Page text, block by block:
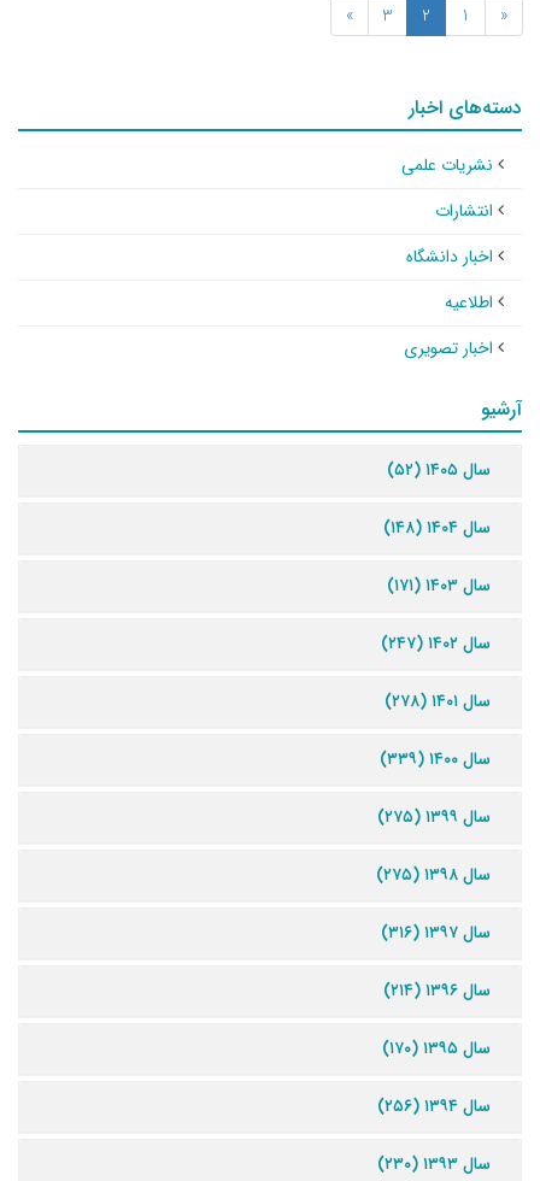
«
1
2
3
»
دسته‌های اخبار
نشریات علمی
انتشارات
اخبار دانشگاه
اطلاعیه
اخبار تصویری
آرشیو
سال ۱۴۰۵ (۵۲)
سال ۱۴۰۴ (۱۴۸)
سال ۱۴۰۳ (۱۷۱)
سال ۱۴۰۲ (۲۴۷)
سال ۱۴۰۱ (۲۷۸)
سال ۱۴۰۰ (۳۳۹)
سال ۱۳۹۹ (۲۷۵)
سال ۱۳۹۸ (۲۷۵)
سال ۱۳۹۷ (۳۱۶)
سال ۱۳۹۶ (۲۱۴)
سال ۱۳۹۵ (۱۷۰)
سال ۱۳۹۴ (۲۵۶)
سال ۱۳۹۳ (۲۳۰)